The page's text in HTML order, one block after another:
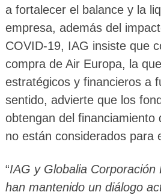
a fortalecer el balance y la
empresa, además del
COVID-19, IAG insiste que
compra de Air Europa, la
estratégicos y financieros a
sentido, advierte que los
obtengan del financiamiento
no están considerados para
“IAG y Globalia Corporación
han mantenido un diálogo